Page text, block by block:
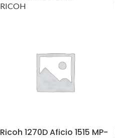
RICOH
Ricoh 1270D Aficio 1515 MP-